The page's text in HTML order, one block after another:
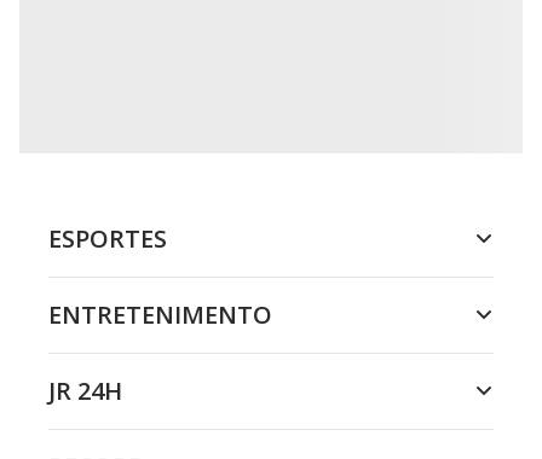
ESPORTES
ENTRETENIMENTO
JR 24H